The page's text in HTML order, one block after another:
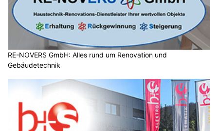
RE-NOVERS GmbH: Alles rund um Renovation und
Gebäudetechnik